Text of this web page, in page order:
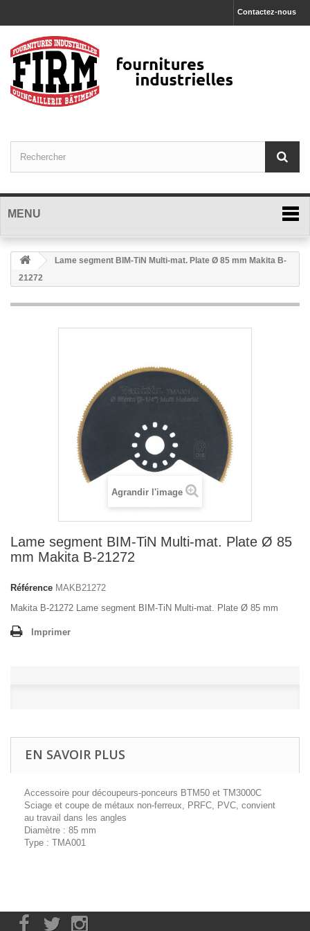
Contactez-nous
MENU
Lame segment BIM-TiN Multi-mat. Plate Ø 85 mm Makita B-
21272
Agrandir l'image
Lame segment BIM-TiN Multi-mat. Plate Ø 85
mm Makita B-21272
Référence MAKB21272
Makita B-21272 Lame segment BIM-TiN Multi-mat. Plate Ø 85 mm
Imprimer
EN SAVOIR PLUS
Accessoire pour découpeurs-ponceurs BTM50 et TM3000C
Sciage et coupe de métaux non-ferreux, PRFC, PVC, convient
au travail dans les angles
Diamètre : 85 mm
Type : TMA001